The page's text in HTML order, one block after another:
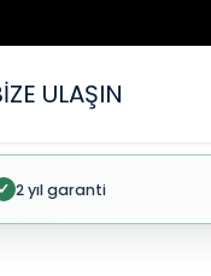
ULAŞIN
✓ 2 yıl garanti